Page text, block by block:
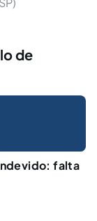
de
falta